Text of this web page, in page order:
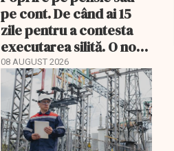
pe cont. De când ai 15
zile pentru a contesta
executarea silită. O nouă
decizie CCR
08 AUGUST 2026